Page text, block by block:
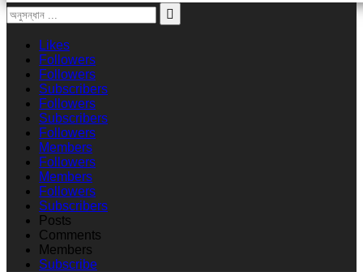
Likes
Followers
Followers
Subscribers
Followers
Subscribers
Followers
Members
Followers
Members
Followers
Subscribers
Posts
Comments
Members
Subscribe